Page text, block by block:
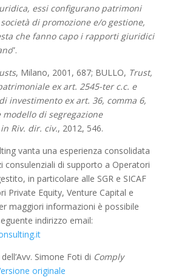
essi configurano patrimoni
di promozione e/o gestione,
che fanno capo i rapporti giuridici
”.
, Milano, 2001, 687; BULLO, Trust,
ex art. 2545-ter c.c. e
investimento ex art. 36, comma 6,
modello di segregazione
Riv. dir. civ., 2012, 546.
vanta una esperienza consolidata
consulenziali di supporto a Operatori
in particolare alle SGR e SICAF
Private Equity, Venture Capital e
maggiori informazioni è possibile
indirizzo email:
Simone Foti di Comply
originale